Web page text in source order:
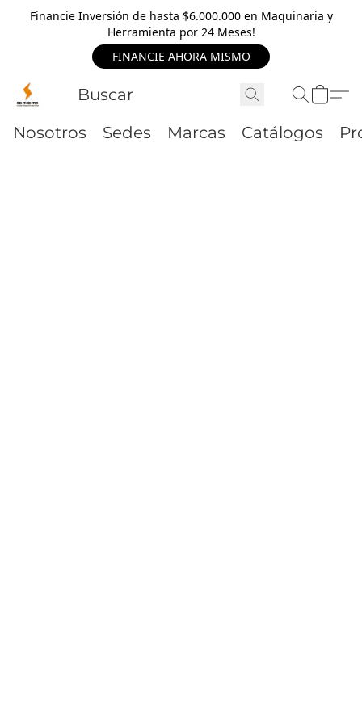
Financie Inversión de hasta $6.000.000 en Maquinaria y
Herramienta por 24 Meses!
FINANCIE AHORA MISMO
Nosotros Sedes Marcas Catálogos